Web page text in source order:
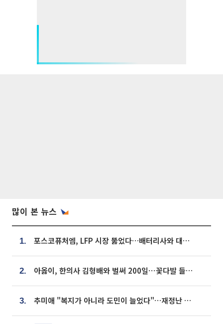
많이 본 뉴스
1. 포스코퓨처엠, LFP 시장 뚫었다…배터리사와 대규모 장기 공급 합의
2. 아옳이, 한의사 김형배와 벌써 200일⋯꽃다발 들고 "프러포즈 아냐"
3. 추미애 "복지가 아니라 도민이 늘었다"…재정난 책임론 정면돌파